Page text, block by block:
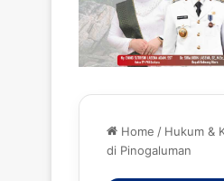
Home / Hukum &
di Pinogaluman